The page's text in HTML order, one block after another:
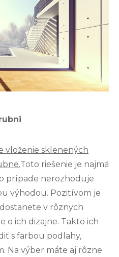
vloženie sklenených
Toto riešenie je najmä
prípade nerozhoduje
výhodou. Pozitívom je
v rôznych
o ich dizajne. Takto ich
s farbou podlahy,
Na výber máte aj rôzne